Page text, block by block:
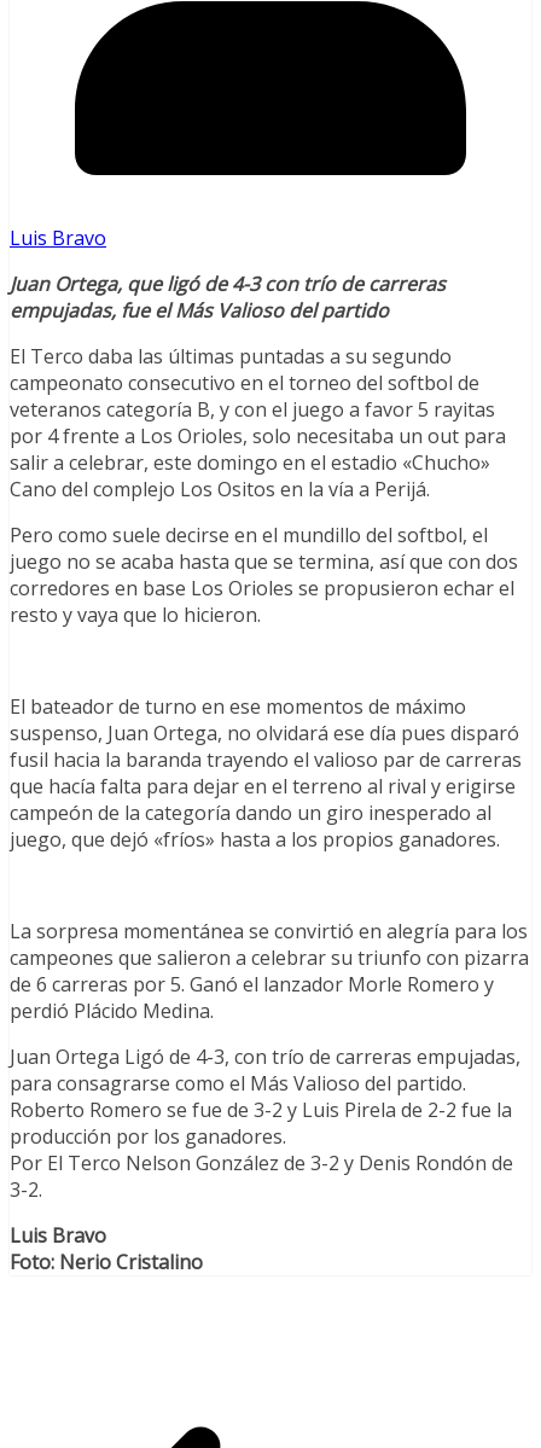
Luis Bravo
Juan Ortega, que ligó de 4-3 con trío de carreras
empujadas, fue el Más Valioso del partido
El Terco daba las últimas puntadas a su segundo
campeonato consecutivo en el torneo del softbol de
veteranos categoría B, y con el juego a favor 5 rayitas
por 4 frente a Los Orioles, solo necesitaba un out para
salir a celebrar, este domingo en el estadio «Chucho»
Cano del complejo Los Ositos en la vía a Perijá.
Pero como suele decirse en el mundillo del softbol, el
juego no se acaba hasta que se termina, así que con dos
corredores en base Los Orioles se propusieron echar el
resto y vaya que lo hicieron.
El bateador de turno en ese momentos de máximo
suspenso, Juan Ortega, no olvidará ese día pues disparó
fusil hacia la baranda trayendo el valioso par de carreras
que hacía falta para dejar en el terreno al rival y erigirse
campeón de la categoría dando un giro inesperado al
juego, que dejó «fríos» hasta a los propios ganadores.
La sorpresa momentánea se convirtió en alegría para los
campeones que salieron a celebrar su triunfo con pizarra
de 6 carreras por 5. Ganó el lanzador Morle Romero y
perdió Plácido Medina.
Juan Ortega Ligó de 4-3, con trío de carreras empujadas,
para consagrarse como el Más Valioso del partido.
Roberto Romero se fue de 3-2 y Luis Pirela de 2-2 fue la
producción por los ganadores.
Por El Terco Nelson González de 3-2 y Denis Rondón de
3-2.
Luis Bravo
Foto: Nerio Cristalino